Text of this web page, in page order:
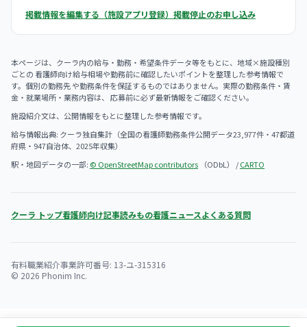
掲載情報を編集する（施設アプリ登録） 掲載停止のお申し込み
本ページは、クーラ内の給与・勤務・希望条件データ等をもとに、地域×施設種別
ごとの 看護師向け給与相場や勤務前に確認したいポイントを整理した参考情報で
す。個別の勤務先 や勤務条件を保証するものではありません。実際の勤務条件・賃
金・就業場所・業務内容は、 応募前に必ず最新情報をご確認ください。
施設紹介文は、公開情報をもとに整理した参考情報です。
給与情報出典: クーラ独自集計（全国の看護師勤務条件公開データ23,977件・47都道
府県・947自治体、2025年収集）
駅・地図データの一部: © OpenStreetMap contributors （ODbL） /CARTO
クーラ トップ看護師向け記事読みもの看護ニュースよくある質問
有料職業紹介事業許可番号: 13-ユ-315316
© 2026 Phonim Inc.